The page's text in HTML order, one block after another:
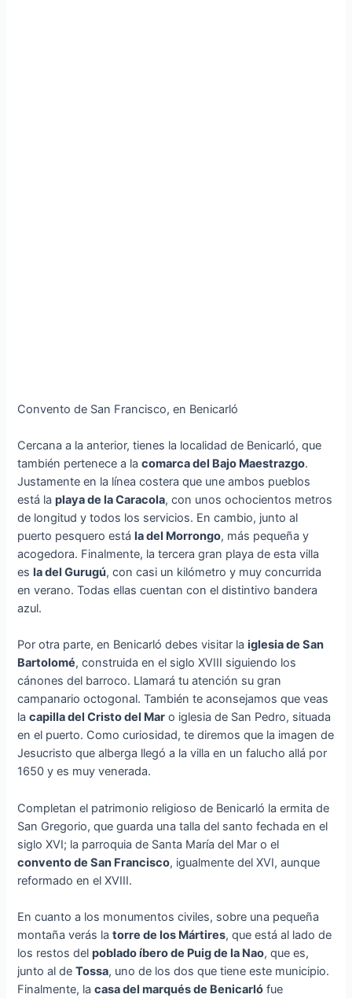
Convento de San Francisco, en Benicarló
Cercana a la anterior, tienes la localidad de Benicarló, que
también pertenece a lacomarca del Bajo Maestrazgo.
Justamente en la línea costera que une ambos pueblos
está laplaya de la Caracola, con unos ochocientos metros
de longitud y todos los servicios. En cambio, junto al
puerto pesquero estála del Morrongo, más pequeña y
acogedora. Finalmente, la tercera gran playa de esta villa
esla del Gurugú, con casi un kilómetro y muy concurrida
en verano. Todas ellas cuentan con el distintivo bandera
azul.
Por otra parte, en Benicarló debes visitar laiglesia de San
Bartolomé, construida en el siglo XVIII siguiendo los
cánones del barroco. Llamará tu atención su gran
campanario octogonal. También te aconsejamos que veas
lacapilla del Cristo del Mar o iglesia de San Pedro, situada
en el puerto. Como curiosidad, te diremos que la imagen de
Jesucristo que alberga llegó a la villa en un falucho allá por
1650 y es muy venerada.
Completan el patrimonio religioso de Benicarló la ermita de
San Gregorio, que guarda una talla del santo fechada en el
siglo XVI; la parroquia de Santa María del Mar o el
convento de San Francisco, igualmente del XVI, aunque
reformado en el XVIII.
En cuanto a los monumentos civiles, sobre una pequeña
montaña verás latorre de los Mártires, que está al lado de
los restos delpoblado íbero de Puig de la Nao, que es,
junto al deTossa, uno de los dos que tiene este municipio.
Finalmente, lacasa del marqués de Benicarló fue